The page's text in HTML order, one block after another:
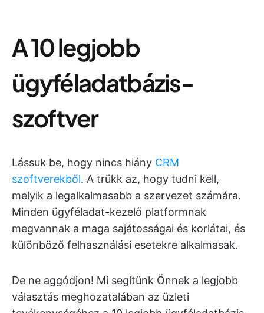
A 10 legjobb
ügyféladatbázis-
szoftver
Lássuk be, hogy nincs hiány CRM
szoftverekből. A trükk az, hogy tudni kell,
melyik a legalkalmasabb a szervezet számára.
Minden ügyféladat-kezelő platformnak
megvannak a maga sajátosságai és korlátai, és
különböző felhasználási esetekre alkalmasak.
De ne aggódjon! Mi segítünk Önnek a legjobb
választás meghozatalában az üzleti